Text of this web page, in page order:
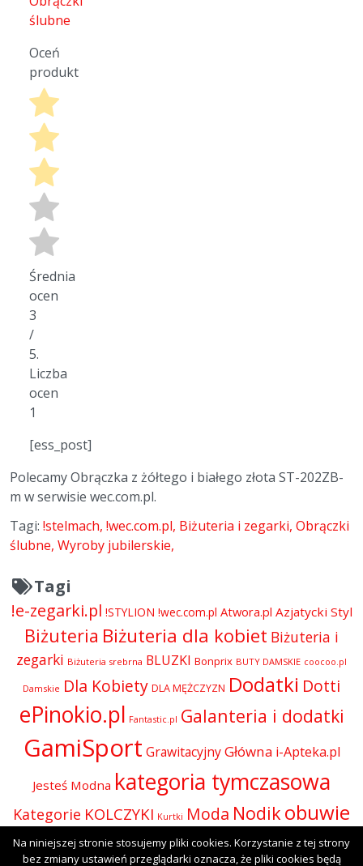
ślubne
Oceń
produkt
Średnia
ocen
3
/
5.
Liczba
ocen
1
[ess_post]
Polecamy Obrączka z żółtego i białego złota ST-202ZB-
m w serwisie wec.com.pl.
Tagi: !stelmach !wec.com.pl Biżuteria i zegarki Obrączki
ślubne Wyroby jubilerskie
Tagi
!e-zegarki.pl !STYLION !wec.com.pl Atwora.pl Azjatycki Styl
Biżuteria Biżuteria dla kobiet Biżuteria i
zegarki Biżuteria srebrna BLUZKI Bonprix BUTY DAMSKIE coocoo.pl
Damskie Dla Kobiety DLA MĘŻCZYZN Dodatki Dotti
ePinokio.pl Fantastic.pl Galanteria i dodatki
GamiSport Grawitacyjny Główna i-Apteka.pl
Jesteś Modna kategoria tymczasowa
Kategorie KOLCZYKI Kurtki Moda Nodik obuwie
Odzież Okulary Olive.pl Perfumy Perfumy i kosmetyki
Na niniejszej stronie stosujemy pliki cookies. Korzystanie z tej strony
bez zmiany ustawień przeglądarki oznacza, że pliki cookies będą